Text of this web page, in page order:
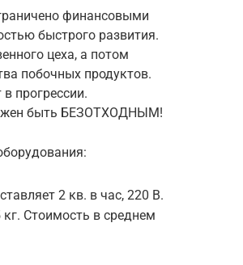
финансовыми
быстрого развития.
цеха, а потом
побочных продуктов.
прогрессии.
быть БЕЗОТХОДНЫМ!
2 кв. в час, 220 В.
кг. Стоимость в среднем